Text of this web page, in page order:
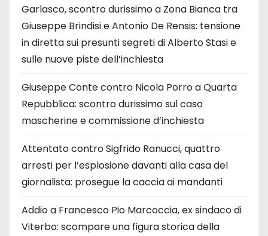
Garlasco, scontro durissimo a Zona Bianca tra
Giuseppe Brindisi e Antonio De Rensis: tensione
in diretta sui presunti segreti di Alberto Stasi e
sulle nuove piste dell’inchiesta
Giuseppe Conte contro Nicola Porro a Quarta
Repubblica: scontro durissimo sul caso
mascherine e commissione d’inchiesta
Attentato contro Sigfrido Ranucci, quattro
arresti per l’esplosione davanti alla casa del
giornalista: prosegue la caccia ai mandanti
Addio a Francesco Pio Marcoccia, ex sindaco di
Viterbo: scompare una figura storica della